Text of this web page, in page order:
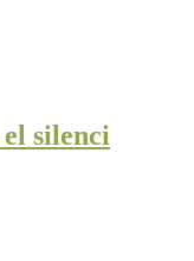
silenci